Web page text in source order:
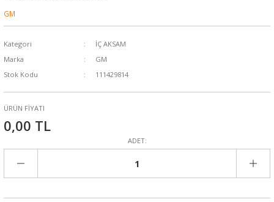
GM
Kategori
İÇ AKSAM
Marka
GM
Stok Kodu
111429814
ÜRÜN FİYATI
0,00 TL
ADET: